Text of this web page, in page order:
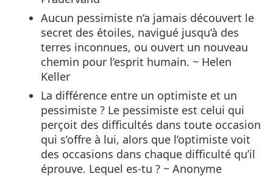
Aucun pessimiste n‘a jamais découvert le
secret des étoiles, navigué jusqu‘à des
terres inconnues, ou ouvert un nouveau
chemin pour l‘esprit humain. ~ Helen
Keller
La différence entre un optimiste et un
pessimiste ? Le pessimiste est celui qui
perçoit des difficultés dans toute occasion
qui s’offre à lui, alors que l’optimiste voit
des occasions dans chaque difficulté qu’il
éprouve. Lequel es-tu ? ~ Anonyme